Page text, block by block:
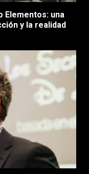
Elementos: una
y la realidad